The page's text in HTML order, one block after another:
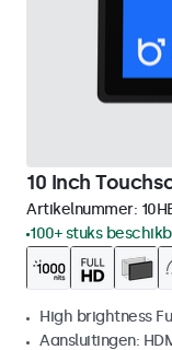
10 Inch
Artikelnummer:
100+ stuks
High brightness
Aansluitingen: